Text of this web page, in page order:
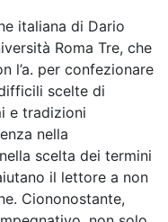
italiana di Dario
Roma Tre, che
l’a. per confezionare
scelte di
e tradizioni
nella
scelta dei termini
il lettore a non
Ciononostante,